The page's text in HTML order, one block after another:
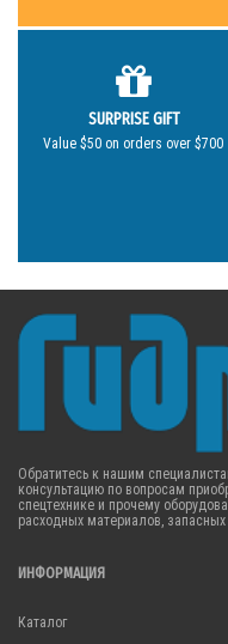
SURPRISE GIFT
Value $50 on orders over $700
Обратитесь к нашим
консультацию по вопросам
спецтехнике и прочему
расходных материалов, запасных
ИНФОРМАЦИЯ
Каталог